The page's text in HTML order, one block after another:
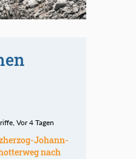
Vor 4 Tagen
Johann-
nach